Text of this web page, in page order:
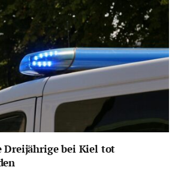
Dreijährige bei Kiel tot